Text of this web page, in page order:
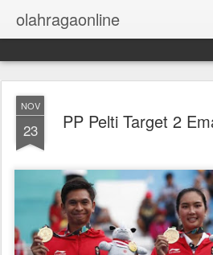
olahragaonline
NOV
23 PP Pelti Target 2